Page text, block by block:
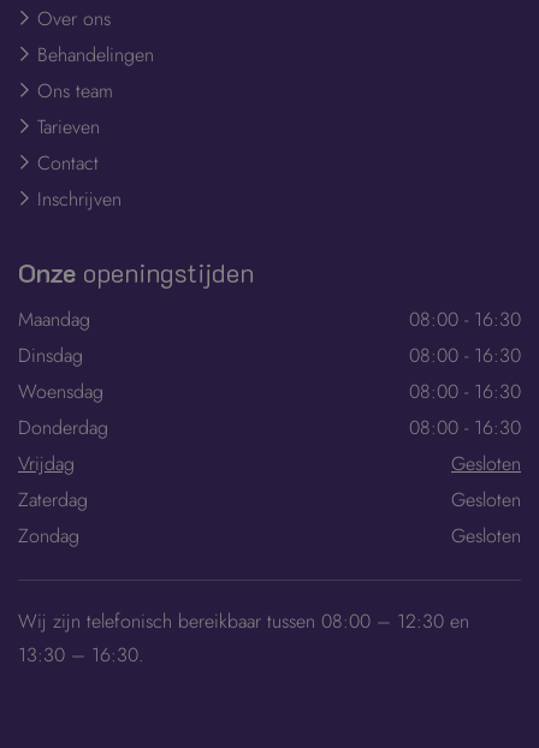
Over ons
Behandelingen
Ons team
Tarieven
Contact
Inschrijven
Onze openingstijden
Maandag
08:00 - 16:30
Dinsdag
08:00 - 16:30
Woensdag
08:00 - 16:30
Donderdag
08:00 - 16:30
Vrijdag
Gesloten
Zaterdag
Gesloten
Zondag
Gesloten
Wij zijn telefonisch bereikbaar tussen 08:00 – 12:30 en
13:30 – 16:30.